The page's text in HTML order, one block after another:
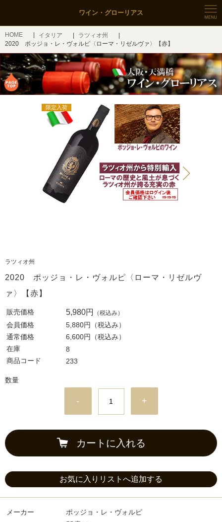
ワイン・グローリアス
HOME イタリア
ラツィオ州
2020 ポッジョ・レ・ヴォルピ〈ローマ・リゼルヴァ〉【赤】
ラツィオ州
2020 ポッジョ・レ・ヴォルピ〈ローマ・リゼルヴ
ァ〉【赤】
販売価格 5,980円 （税込み）
会員価格 5,880円
（税込み）
通常価格
6,600円
（税込み）
在庫
8
商品コード
233
数量
- +
カートに入れる
お気に入りリストへ追加する
メーカー ポッジョ・レ・ヴォルピ